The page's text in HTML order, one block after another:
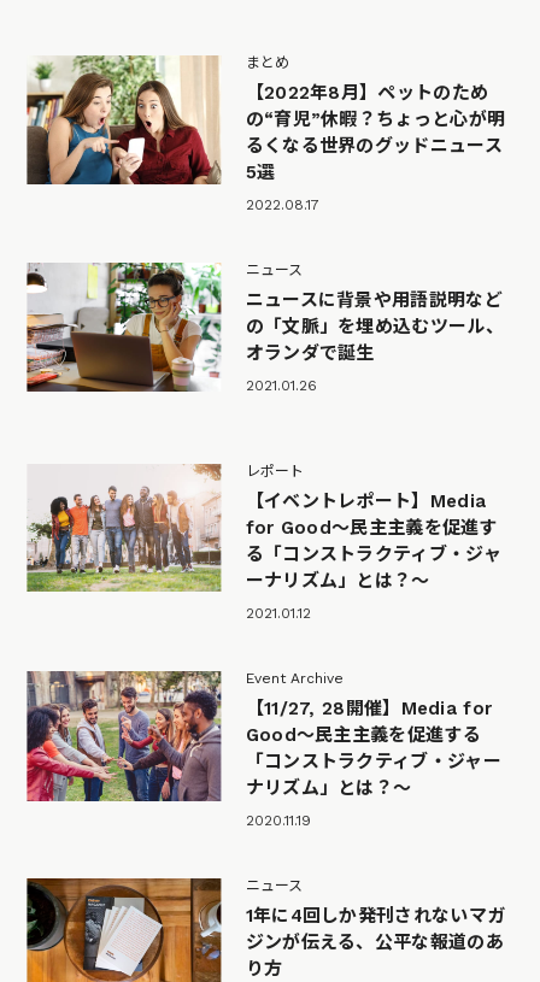
まとめ
【2022年8月】ペットのため
の“育児”休暇？ちょっと心が明
るくなる世界のグッドニュース
5選
2022.08.17
ニュース
ニュースに背景や用語説明など
の「文脈」を埋め込むツール、
オランダで誕生
2021.01.26
レポート
【イベントレポート】Media
for Good～民主主義を促進す
る「コンストラクティブ・ジャ
ーナリズム」とは？～
2021.01.12
Event Archive
【11/27, 28開催】Media for
Good～民主主義を促進する
「コンストラクティブ・ジャー
ナリズム」とは？～
2020.11.19
ニュース
1年に4回しか発刊されないマガ
ジンが伝える、公平な報道のあ
り方